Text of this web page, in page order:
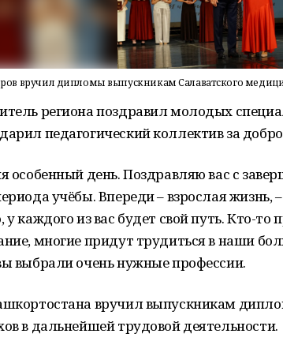
вручил дипломы выпускникам Салаватского
региона поздравил молодых
педагогический коллектив за
особенный день. Поздравляю вас с
учёбы. Впереди – взрослая жизнь,
у каждого из вас будет свой путь. Кто-
многие придут трудиться в наши
выбрали очень нужные профессии.
вручил выпускникам
в дальнейшей трудовой деятельности.